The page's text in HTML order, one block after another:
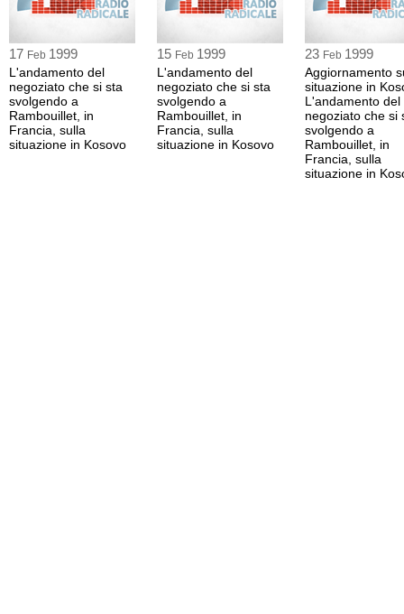
17 Feb 1999
L'andamento del
negoziato che si sta
svolgendo a
Rambouillet, in
Francia, sulla
situazione in Kosovo
15 Feb 1999
L'andamento del
negoziato che si sta
svolgendo a
Rambouillet, in
Francia, sulla
situazione in Kosovo
23 Feb 1999
Aggiornamento
situazione in
L'andamento del
negoziato che si
svolgendo a
Rambouillet, in
Francia, sulla
situazione in